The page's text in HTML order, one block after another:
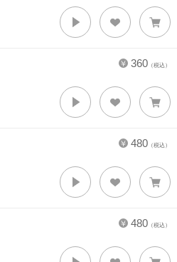
360 （税込）
480 （税込）
480 （税込）